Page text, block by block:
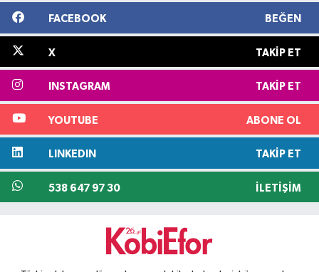
FACEBOOK BEĞEN
X TAKIP ET
INSTAGRAM TAKIP ET
YOUTUBE ABONE OL
LINKEDIN TAKIP ET
538 647 97 30 İLETIŞIM